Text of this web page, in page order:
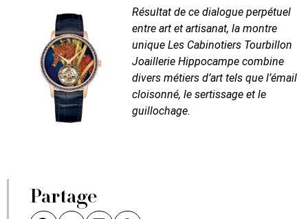
Résultat de ce dialogue perpétuel
entre art et artisanat, la montre
unique Les Cabinotiers Tourbillon
Joaillerie Hippocampe combine
divers métiers d’art tels que l’émail
cloisonné, le sertissage et le
guillochage.
Partage